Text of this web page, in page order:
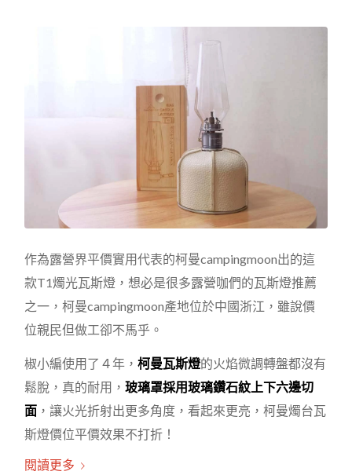
作為露營界平價實用代表的柯曼campingmoon出的這
款T1燭光瓦斯燈，想必是很多露營咖們的瓦斯燈推薦
之一，柯曼campingmoon產地位於中國浙江，雖說價
位親民但做工卻不馬乎。
椒小編使用了４年，柯曼瓦斯燈的火焰微調轉盤都沒有
鬆脫，真的耐用，玻璃罩採用玻璃鑽石紋上下六邊切
面 ，讓火光折射出更多角度，看起來更亮，柯曼燭台瓦
斯燈價位平價效果不打折！
閱讀更多